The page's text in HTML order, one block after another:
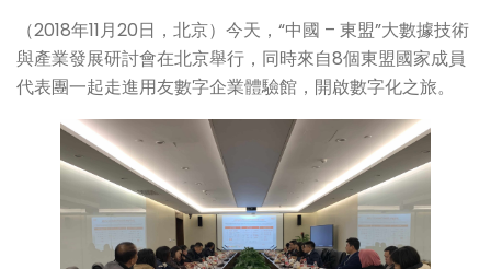
（2018年11月20日，北京）今天，“中國 – 東盟”大數據技術
與產業發展研討會在北京舉行，同時來自8個東盟國家成員
代表團一起走進用友數字企業體驗館，開啟數字化之旅。